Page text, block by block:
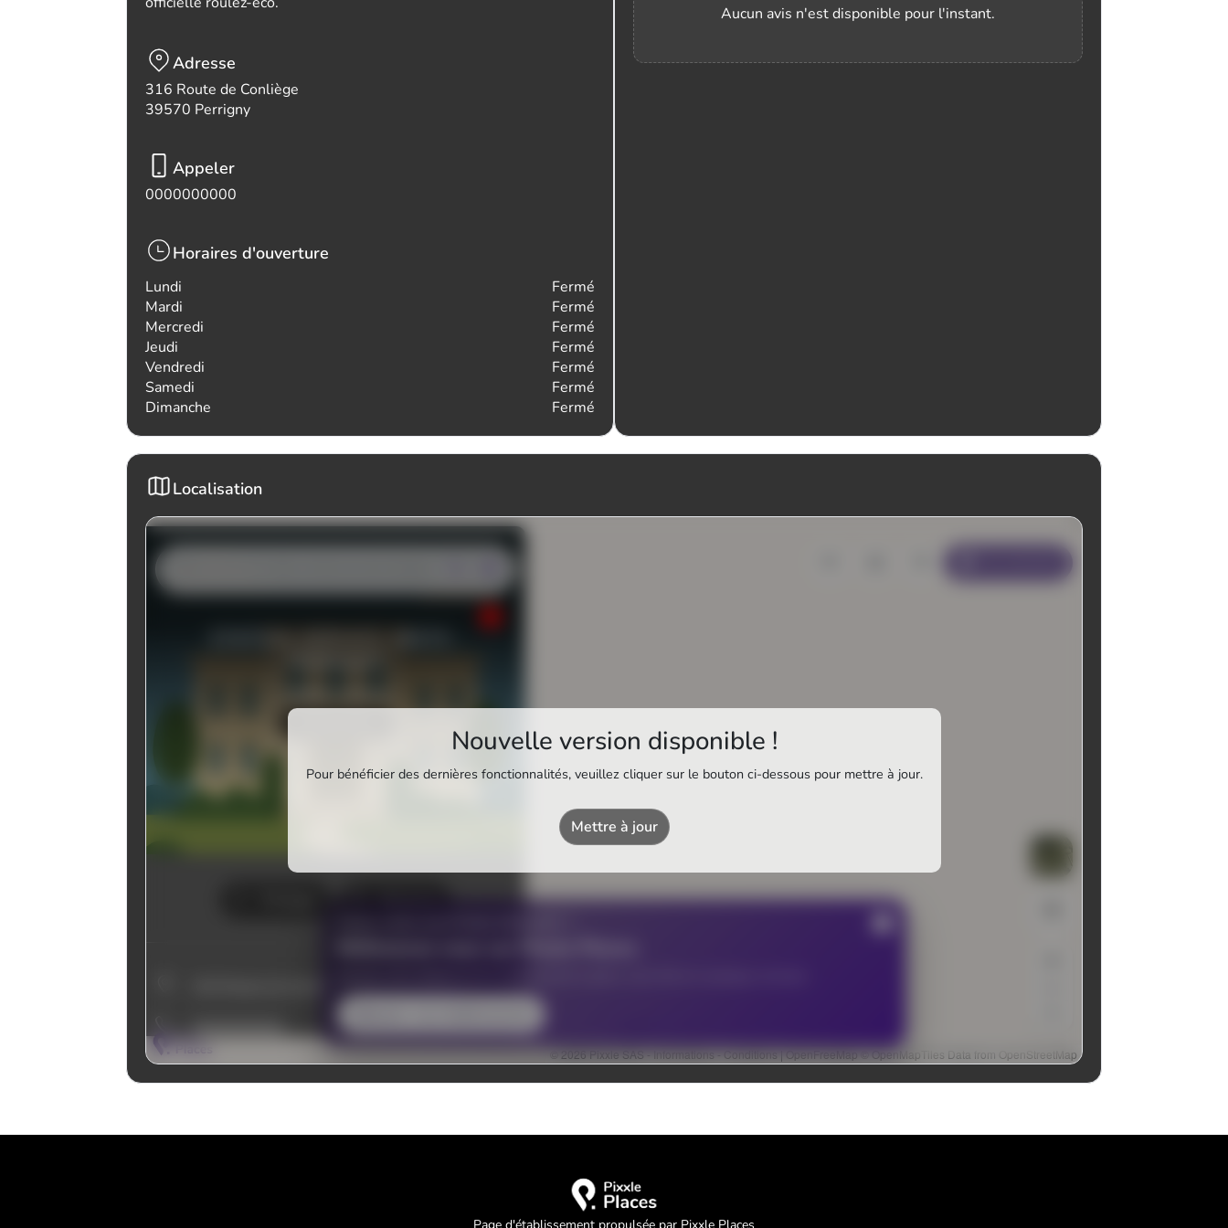
Adresse
316 Route de Conliège
39570 Perrigny
Appeler
0000000000
Horaires d'ouverture
Lundi
Fermé
Mardi
Fermé
Mercredi
Fermé
Jeudi
Fermé
Vendredi
Fermé
Samedi
Fermé
Dimanche
Fermé
Aucun avis n'est disponible pour l'instant.
Localisation